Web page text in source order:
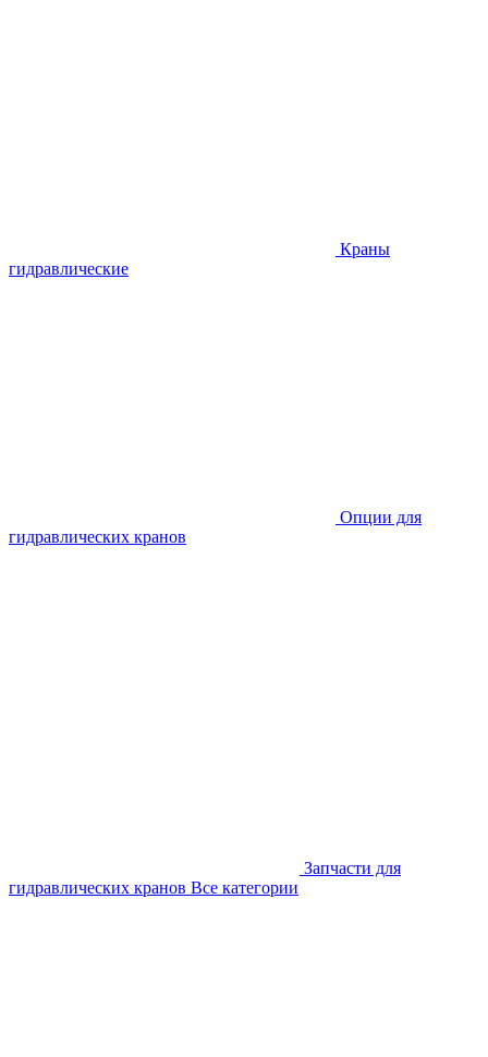
Краны
гидравлические
Опции для
гидравлических кранов
Запчасти для
гидравлических кранов Все категории